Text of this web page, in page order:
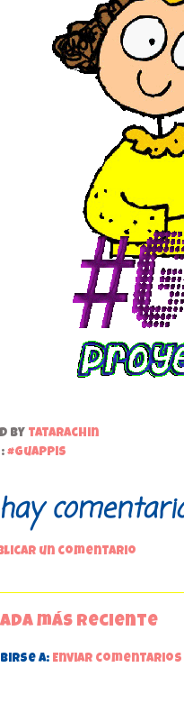
by tatarachin
#guappis
un comentario
más reciente
a: Enviar comentarios